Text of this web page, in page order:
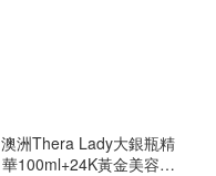
澳洲Thera Lady大銀瓶精
華100ml+24K黃金美容套